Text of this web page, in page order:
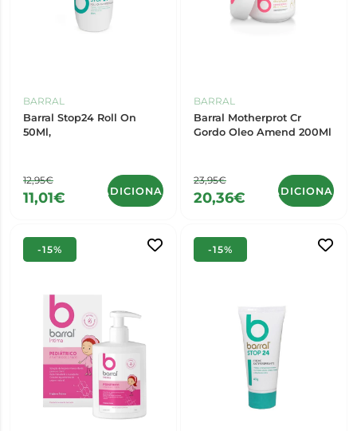
BARRAL
Barral Stop24 Roll On
50Ml,
12,95€
11,01€ ADICIONAR
BARRAL
Barral Motherprot Cr
Gordo Oleo Amend 200Ml
23,95€
20,36€ ADICIONAR
-15% -15%